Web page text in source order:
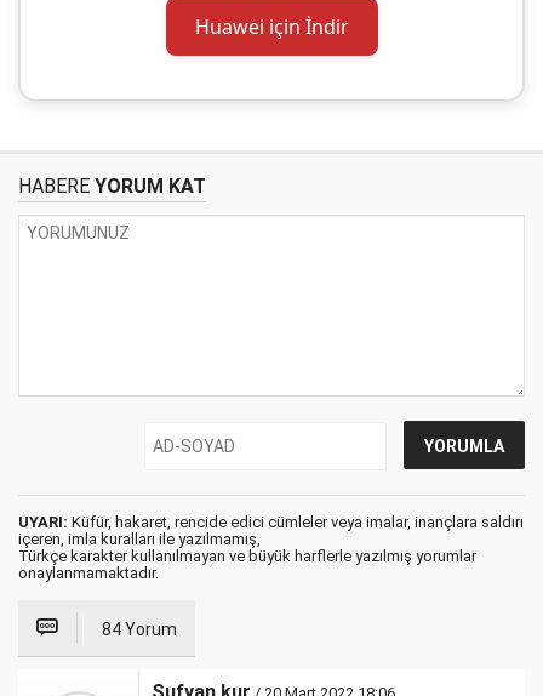
Huawei için İndir
HABERE YORUM KAT
UYARI: Küfür, hakaret, rencide edici cümleler veya imalar, inançlara saldırı
içeren, imla kuralları ile yazılmamış,
Türkçe karakter kullanılmayan ve büyük harflerle yazılmış yorumlar
onaylanmamaktadır.
84 Yorum